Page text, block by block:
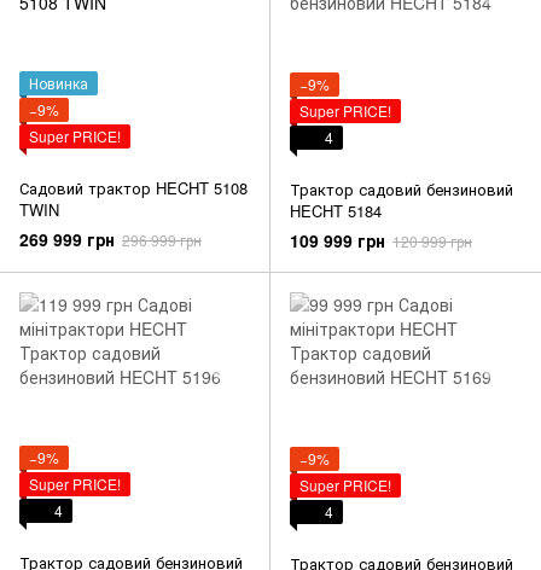
Новинка
−9%
Super PRICE!
Садовий трактор HECHT 5108
TWIN
269 999 грн 296 999 грн
−9%
Super PRICE!
4
Трактор садовий бензиновий
HECHT 5184
109 999 грн 120 999 грн
−9%
Super PRICE!
4
Трактор садовий бензиновий
−9%
Super PRICE!
4
Трактор садовий бензиновий